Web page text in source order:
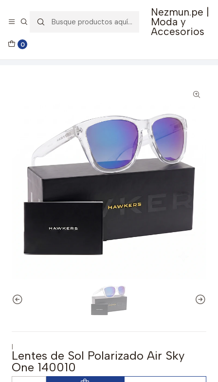
Nezmun.pe |
Moda y
Accesorios
0
🚚 Envío GRATIS por compras mayores a S/ 150
|
Lentes de Sol Polarizado Air Sky
One 140010